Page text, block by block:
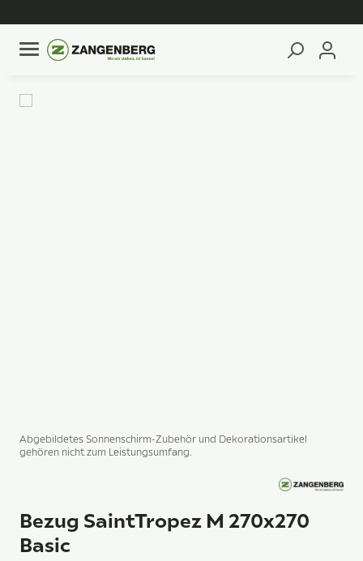
Abgebildetes Sonnenschirm-Zubehör und Dekorationsartikel
gehören nicht zum Leistungsumfang.
Bezug SaintTropez M 270x270
Basic